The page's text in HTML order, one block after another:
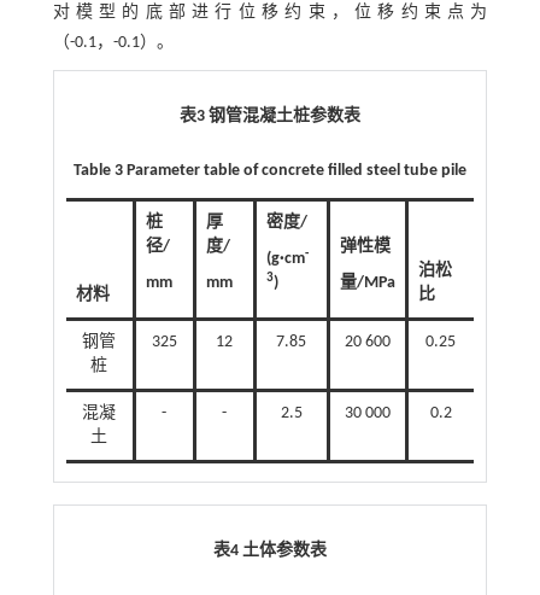
对模型的底部进行位移约束，位移约束点为
（-0.1，-0.1）。
表3 钢管混凝土桩参数表
Table 3 Parameter table of concrete filled steel tube pile
材料
桩
径/
mm
厚
度/
mm
密度/
(g·cm-
3)
弹性模
量/MPa
泊松
比
钢管
桩
325 12 7.85 20 600 0.25
混凝
土
- - 2.5 30 000 0.2
表4 土体参数表